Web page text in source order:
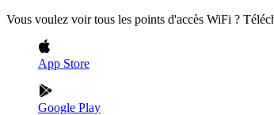
Vous voulez voir tous les points d'accès WiFi ?
App Store
Google Play